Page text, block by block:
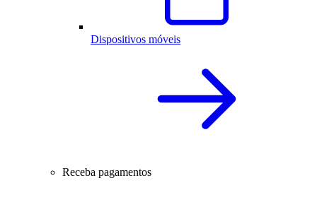
Dispositivos móveis
Receba pagamentos